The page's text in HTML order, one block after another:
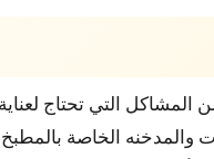
من المشاكل التي تحتاج
الخاصة